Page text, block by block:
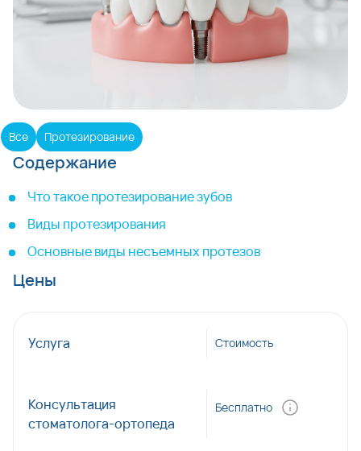
Все Протезирование
Содержание
Что такое протезирование зубов
Виды протезирования
Основные виды несъемных протезов
Цены
Услуга Стоимость
Консультация
стоматолога-ортопеда
Бесплатно